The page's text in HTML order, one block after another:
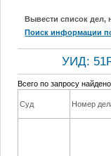
Вывести список дел,
Поиск информации
УИД:
Всего по запросу
Суд Номер